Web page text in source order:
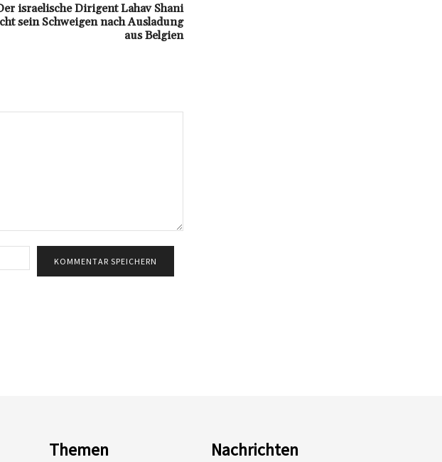
israelische Dirigent Lahav Shani
sein Schweigen nach Ausladung
aus Belgien
Mail:*
Themen Nachrichten